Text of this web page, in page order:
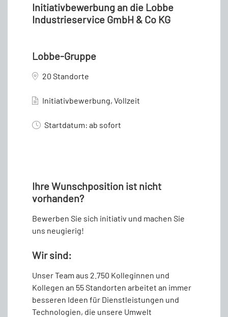
Initiativbewerbung an die Lobbe
Industrieservice GmbH & Co KG
Lobbe-Gruppe
20 Standorte
Initiativbewerbung, Vollzeit
Startdatum: ab sofort
Ihre Wunschposition ist nicht
vorhanden?
Bewerben Sie sich initiativ und machen Sie
uns neugierig!
Wir sind:
Unser Team aus 2.750 Kolleginnen und
Kollegen an 55 Standorten arbeitet an immer
besseren Ideen für Dienstleistungen und
Technologien, die unsere Umwelt